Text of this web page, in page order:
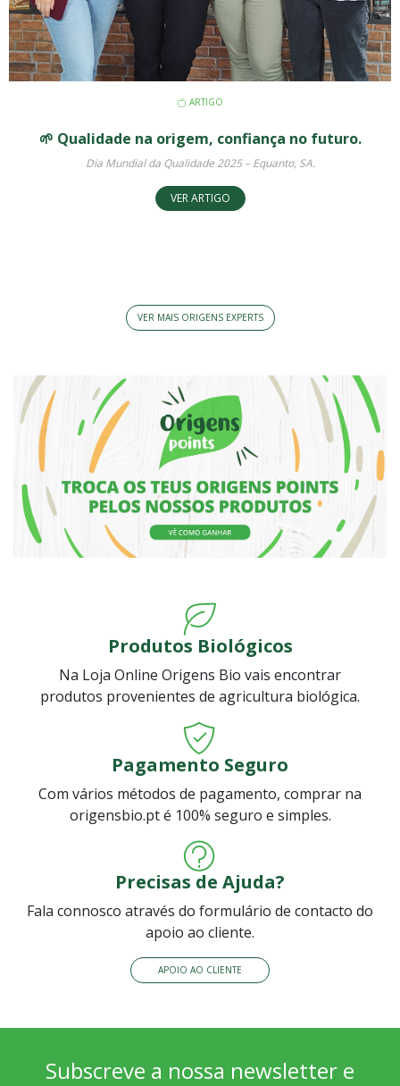
ARTIGO
🌱 Qualidade na origem, confiança no futuro.
Dia Mundial da Qualidade 2025 – Equanto, SA.
VER ARTIGO
VER MAIS ORIGENS EXPERTS
Produtos Biológicos
Na Loja Online Origens Bio vais encontrar
produtos provenientes de agricultura biológica.
Pagamento Seguro
Com vários métodos de pagamento, comprar na
origensbio.pt é 100% seguro e simples.
Precisas de Ajuda?
Fala connosco através do formulário de contacto do
apoio ao cliente.
APOIO AO CLIENTE
Subscreve a nossa newsletter e